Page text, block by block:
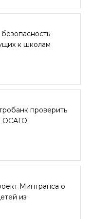
к школам
проверить
ОСАГО
Минтранса о
из